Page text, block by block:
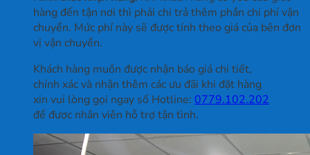
hàng đến tận nơi thì phải chi trả thêm phần chi phí vận
chuyển. Mức phí này sẽ được tính theo giá của bên đơn
vị vận chuyển.
Khách hàng muốn được nhận báo giá chi tiết,
chính xác và nhận thêm các ưu đãi khi đặt hàng
xin vui lòng gọi ngay số Hotline: 0779.102.202
để được nhân viên hỗ trợ tận tình.